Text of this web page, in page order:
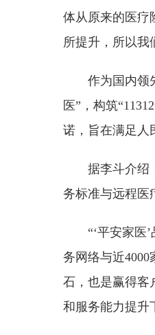
体从原来的医疗
所提升，所以我
作为国内领
医”，构筑
诺，旨在满足人
据李斗介绍
务标准与远程医
“‘平安家医
务网络与近
石，也是赢得客
和服务能力提升